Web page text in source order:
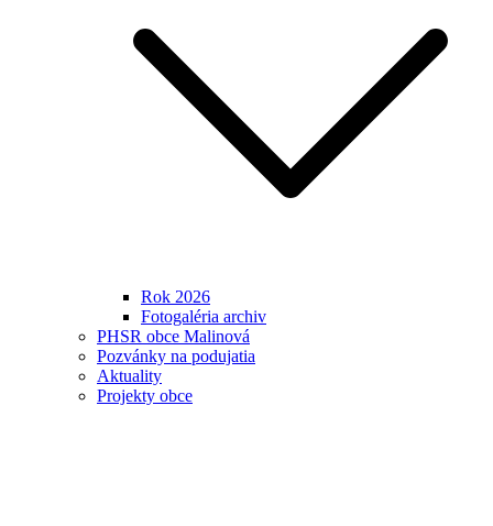
Rok 2026
Fotogaléria archiv
PHSR obce Malinová
Pozvánky na podujatia
Aktuality
Projekty obce